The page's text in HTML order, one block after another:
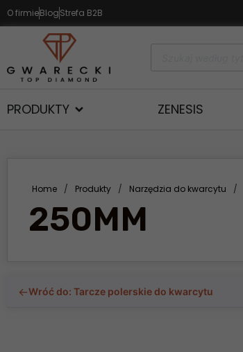
O firmieBlogStrefa B2B
PRODUKTY ZENESIS
Home / Produkty / Narzędzia do kwarcytu /
250MM
←Wróć do: Tarcze polerskie do kwarcytu